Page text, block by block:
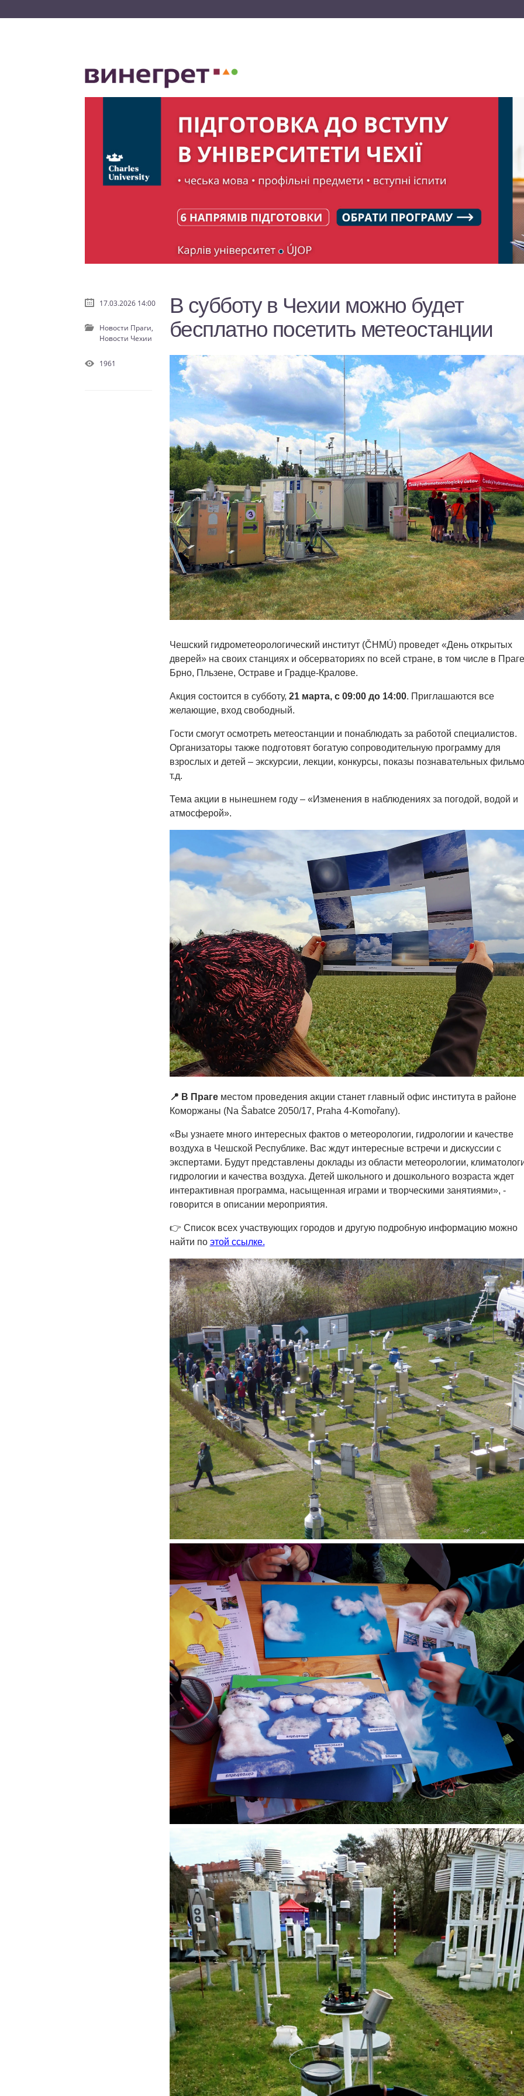
В субботу в Чехии можно будет
бесплатно посетить метеостанции
Чешский гидрометеорологический институт (ČHMÚ) проведет «День открытых
дверей» на своих станциях и обсерваториях по всей стране, в том числе в
Брно, Пльзене, Остраве и Градце-Кралове.
Акция состоится в субботу, 21 марта, c 09:00 до 14:00. Приглашаются все
желающие, вход свободный.
Гости смогут осмотреть метеостанции и понаблюдать за работой специалистов.
Организаторы также подготовят богатую сопроводительную программу для
взрослых и детей – экскурсии, лекции, конкурсы, показы познавательных
т.д.
Тема акции в нынешнем году – «Изменения в наблюдениях за погодой, водой и
атмосферой».
📍 В Прагеместом проведения акции станет главный офис института в районе
Коморжаны (Na Šabatce 2050/17, Praha 4-Komořany).
«Вы узнаете много интересных фактов о метеорологии, гидрологии и качестве
воздуха в Чешской Республике. Вас ждут интересные встречи и дискуссии с
экспертами. Будут представлены доклады из области метеорологии,
гидрологии и качества воздуха. Детей школьного и дошкольного возраста ждет
интерактивная программа, насыщенная играми и творческими занятиями», -
говорится в описании мероприятия.
👉 Cписок всех участвующих городов и другую подробную информацию можно
найти по этой ссылке.
17.03.2026 14:00
Новости Праги,
Новости Чехии
1961